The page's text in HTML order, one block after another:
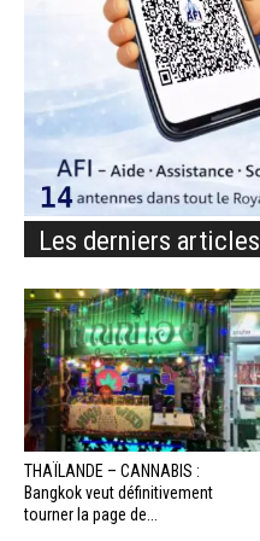
Les derniers articles
THAÏLANDE – CANNABIS :
Bangkok veut définitivement
tourner la page de...